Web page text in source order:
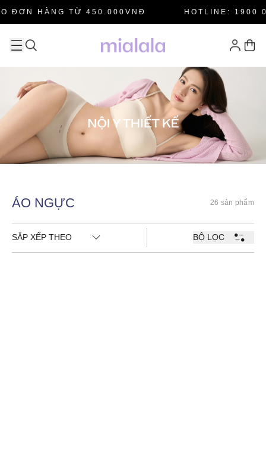
ĐƠN HÀNG TỪ 450.000VNĐ HOTLINE: 1900
ÁO NGỰC 26 sản phẩm
SẮP XẾP THEO BỘ LỌC